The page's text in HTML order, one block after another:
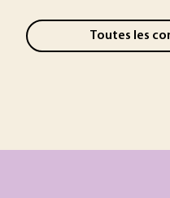
Toutes les